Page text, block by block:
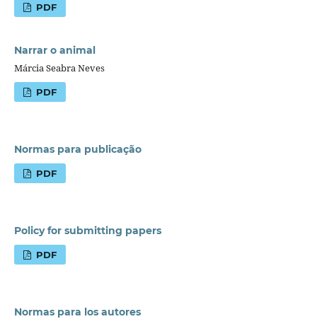
PDF
Narrar o animal
Márcia Seabra Neves
PDF
Normas para publicação
PDF
Policy for submitting papers
PDF
Normas para los autores